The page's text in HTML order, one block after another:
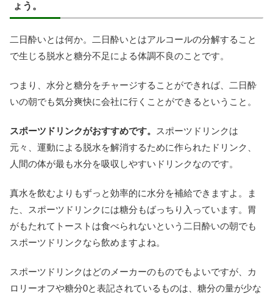
ょう。
二日酔いとは何か。二日酔いとはアルコールの分解すること
で生じる脱水と糖分不足による体調不良のことです。
つまり、水分と糖分をチャージすることができれば、二日酔
いの朝でも気分爽快に会社に行くことができるということ。
スポーツドリンクがおすすめです。
スポーツドリンクは
元々、運動による脱水を解消するために作られたドリンク、
人間の体が最も水分を吸収しやすいドリンクなのです。
真水を飲むよりもずっと効率的に水分を補給できますよ。ま
た、スポーツドリンクには糖分もばっちり入っています。胃
がもたれてトーストは食べられないという二日酔いの朝でも
スポーツドリンクなら飲めますよね。
スポーツドリンクはどのメーカーのものでもよいですが、カ
ロリーオフや糖分0と表記されているものは、糖分の量が少な